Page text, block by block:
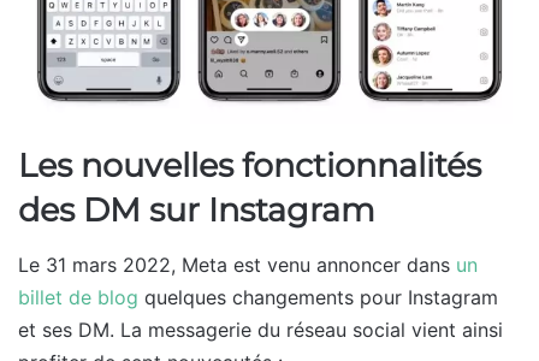
Les nouvelles fonctionnalités
des DM sur Instagram
Le 31 mars 2022, Meta est venu annoncer dans un
billet de blog quelques changements pour Instagram
et ses DM. La messagerie du réseau social vient ainsi